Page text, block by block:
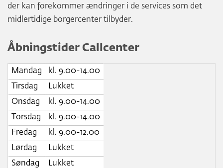
der kan forekommer ændringer i de services som det
midlertidige borgercenter tilbyder.
Åbningstider Callcenter
Mandag
kl. 9.00-14.00
Tirsdag
Lukket
Onsdag
kl. 9.00-14.00
Torsdag
kl. 9.00-14.00
Fredag
kl. 9.00-12.00
Lørdag
Lukket
Søndag
Lukket